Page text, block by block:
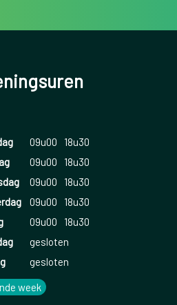
09u00
18u30
09u00
18u30
09u00
18u30
09u00
18u30
09u00
18u30
gesloten
gesloten
week